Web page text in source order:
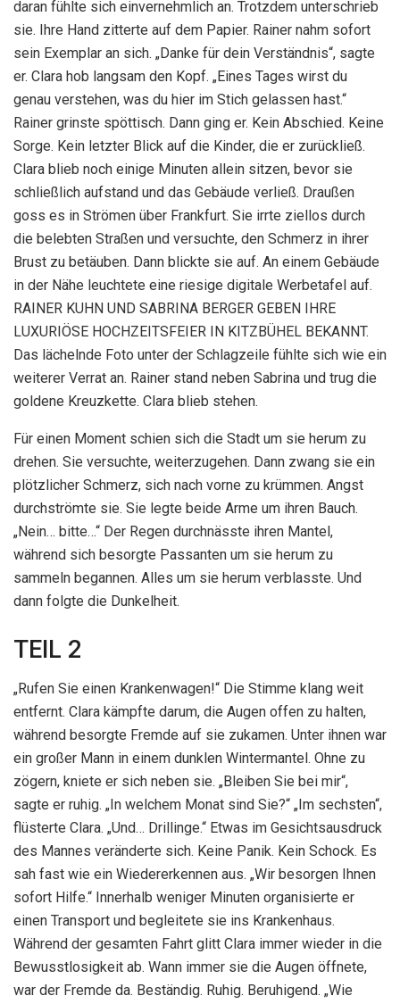
daran fühlte sich einvernehmlich an. Trotzdem unterschrieb
sie. Ihre Hand zitterte auf dem Papier. Rainer nahm sofort
sein Exemplar an sich. „Danke für dein Verständnis“, sagte
er. Clara hob langsam den Kopf. „Eines Tages wirst du
genau verstehen, was du hier im Stich gelassen hast.“
Rainer grinste spöttisch. Dann ging er. Kein Abschied. Keine
Sorge. Kein letzter Blick auf die Kinder, die er zurückließ.
Clara blieb noch einige Minuten allein sitzen, bevor sie
schließlich aufstand und das Gebäude verließ. Draußen
goss es in Strömen über Frankfurt. Sie irrte ziellos durch
die belebten Straßen und versuchte, den Schmerz in ihrer
Brust zu betäuben. Dann blickte sie auf. An einem Gebäude
in der Nähe leuchtete eine riesige digitale Werbetafel auf.
RAINER KUHN UND SABRINA BERGER GEBEN IHRE
LUXURIÖSE HOCHZEITSFEIER IN KITZBÜHEL BEKANNT.
Das lächelnde Foto unter der Schlagzeile fühlte sich wie ein
weiterer Verrat an. Rainer stand neben Sabrina und trug die
goldene Kreuzkette. Clara blieb stehen.
Für einen Moment schien sich die Stadt um sie herum zu
drehen. Sie versuchte, weiterzugehen. Dann zwang sie ein
plötzlicher Schmerz, sich nach vorne zu krümmen. Angst
durchströmte sie. Sie legte beide Arme um ihren Bauch.
„Nein… bitte…“ Der Regen durchnässte ihren Mantel,
während sich besorgte Passanten um sie herum zu
sammeln begannen. Alles um sie herum verblasste. Und
dann folgte die Dunkelheit.
TEIL 2
„Rufen Sie einen Krankenwagen!“ Die Stimme klang weit
entfernt. Clara kämpfte darum, die Augen offen zu halten,
während besorgte Fremde auf sie zukamen. Unter ihnen war
ein großer Mann in einem dunklen Wintermantel. Ohne zu
zögern, kniete er sich neben sie. „Bleiben Sie bei mir“,
sagte er ruhig. „In welchem Monat sind Sie?“ „Im sechsten“,
flüsterte Clara. „Und… Drillinge.“ Etwas im Gesichtsausdruck
des Mannes veränderte sich. Keine Panik. Kein Schock. Es
sah fast wie ein Wiedererkennen aus. „Wir besorgen Ihnen
sofort Hilfe.“ Innerhalb weniger Minuten organisierte er
einen Transport und begleitete sie ins Krankenhaus.
Während der gesamten Fahrt glitt Clara immer wieder in die
Bewusstlosigkeit ab. Wann immer sie die Augen öffnete,
war der Fremde da. Beständig. Ruhig. Beruhigend. „Wie